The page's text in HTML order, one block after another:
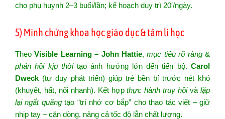
cho phụ huynh 2–3 buổi/lần; kế hoạch duy trì 20′/ngày.
5) Minh chứng khoa học giáo dục & tâm lí học
TheoVisible Learning – John Hattie,mục tiêu rõ ràng&
phản hồi kịp thờitạo ảnh hưởng lớn đến tiến bộ.Carol
Dweck (tư duy phát triển) giúp trẻ bền bỉ trước nét khó
(khuyết, hất, nối nhanh). Kết hợpthực hành truy hồivàlặp
lại ngắt quãngtạo “trí nhớ cơ bắp” cho thao tác viết – giữ
nhịp tay – căn dòng, nâng cả tốc độ lẫn chất lượng.